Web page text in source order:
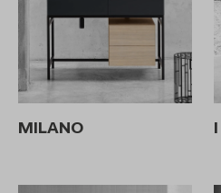
MILANO